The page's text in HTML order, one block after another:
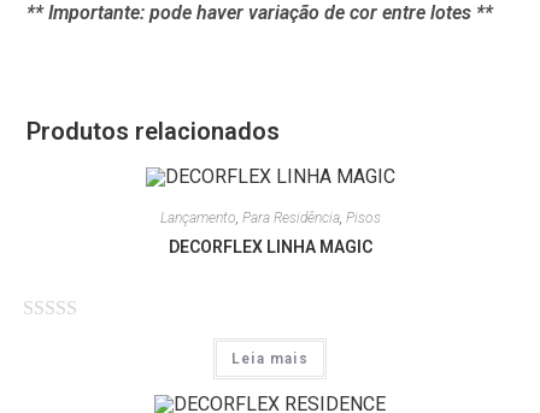
** Importante: pode haver variação de cor entre lotes **
Produtos relacionados
Lançamento Para Residência, Pisos
DECORFLEX LINHA MAGIC
Leia mais